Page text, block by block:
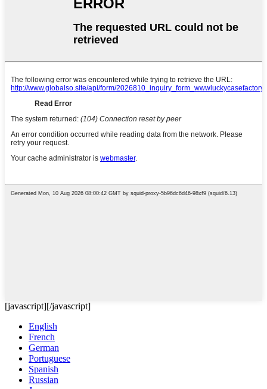
[javascript][/javascript]
English
French
German
Portuguese
Spanish
Russian